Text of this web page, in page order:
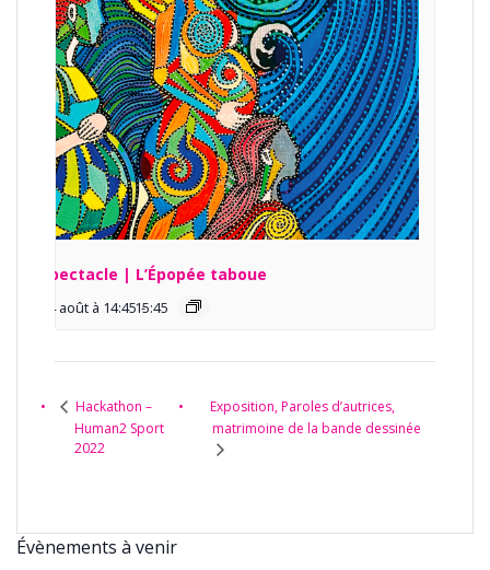
Spectacle | L’Épopée taboue
14 août à 14:45 -
15:45
Hackathon –
Human2 Sport
2022
Exposition, Paroles d’autrices,
matrimoine de la bande dessinée
Évènements à venir